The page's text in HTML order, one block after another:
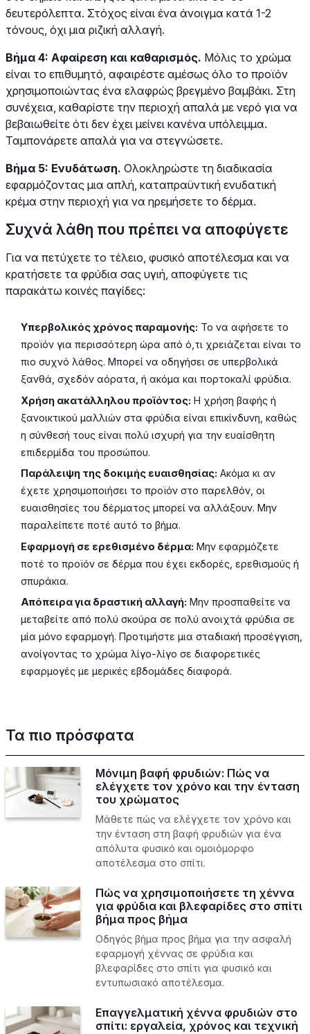
δευτερόλεπτα. Στόχος είναι ένα άνοιγμα κατά 1-2
τόνους, όχι μια ριζική αλλαγή.
Βήμα 4: Αφαίρεση και καθαρισμός. Μόλις το χρώμα
είναι το επιθυμητό, αφαιρέστε αμέσως όλο το προϊόν
χρησιμοποιώντας ένα ελαφρώς βρεγμένο βαμβάκι. Στη
συνέχεια, καθαρίστε την περιοχή απαλά με νερό για να
βεβαιωθείτε ότι δεν έχει μείνει κανένα υπόλειμμα.
Ταμπονάρετε απαλά για να στεγνώσετε.
Βήμα 5: Ενυδάτωση. Ολοκληρώστε τη διαδικασία
εφαρμόζοντας μια απλή, καταπραϋντική ενυδατική
κρέμα στην περιοχή για να ηρεμήσετε το δέρμα.
Συχνά λάθη που πρέπει να αποφύγετε
Για να πετύχετε το τέλειο, φυσικό αποτέλεσμα και να
κρατήσετε τα φρύδια σας υγιή, αποφύγετε τις
παρακάτω κοινές παγίδες:
Υπερβολικός χρόνος παραμονής: Το να αφήσετε το
προϊόν για περισσότερη ώρα από ό,τι χρειάζεται είναι το
πιο συχνό λάθος. Μπορεί να οδηγήσει σε υπερβολικά
ξανθά, σχεδόν αόρατα, ή ακόμα και πορτοκαλί φρύδια.
Χρήση ακατάλληλου προϊόντος: Η χρήση βαφής ή
ξανοικτικού μαλλιών στα φρύδια είναι επικίνδυνη, καθώς
η σύνθεσή τους είναι πολύ ισχυρή για την ευαίσθητη
επιδερμίδα του προσώπου.
Παράλειψη της δοκιμής ευαισθησίας: Ακόμα κι αν
έχετε χρησιμοποιήσει το προϊόν στο παρελθόν, οι
ευαισθησίες του δέρματος μπορεί να αλλάξουν. Μην
παραλείπετε ποτέ αυτό το βήμα.
Εφαρμογή σε ερεθισμένο δέρμα: Μην εφαρμόζετε
ποτέ το προϊόν σε δέρμα που έχει εκδορές, ερεθισμούς ή
σπυράκια.
Απόπειρα για δραστική αλλαγή: Μην προσπαθείτε να
μεταβείτε από πολύ σκούρα σε πολύ ανοιχτά φρύδια σε
μία μόνο εφαρμογή. Προτιμήστε μια σταδιακή προσέγγιση,
ανοίγοντας το χρώμα λίγο-λίγο σε διαφορετικές
εφαρμογές με μερικές εβδομάδες διαφορά.
Τα πιο πρόσφατα
Μόνιμη βαφή φρυδιών: Πώς να
ελέγχετε τον χρόνο και την ένταση
του χρώματος
Μάθετε πώς να ελέγχετε τον χρόνο και
την ένταση στη βαφή φρυδιών για ένα
απόλυτα φυσικό και ομοιόμορφο
αποτέλεσμα στο σπίτι.
Πώς να χρησιμοποιήσετε τη χέννα
για φρύδια και βλεφαρίδες στο σπίτι
βήμα προς βήμα
Οδηγός βήμα προς βήμα για την ασφαλή
εφαρμογή χέννας σε φρύδια και
βλεφαρίδες στο σπίτι για φυσικό και
εντυπωσιακό αποτέλεσμα.
Επαγγελματική χέννα φρυδιών στο
σπίτι: εργαλεία, χρόνος και τεχνική